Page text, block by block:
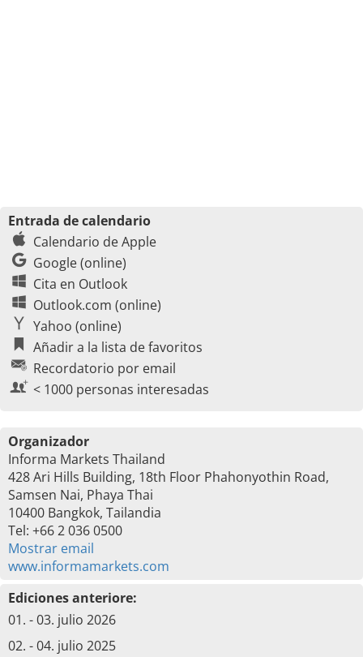
Entrada de calendario
Calendario de Apple
Google (online)
Cita en Outlook
Outlook.com (online)
Yahoo (online)
Añadir a la lista de favoritos
Recordatorio por email
< 1000 personas interesadas
Organizador
Informa Markets Thailand
428 Ari Hills Building, 18th Floor Phahonyothin Road,
Samsen Nai, Phaya Thai
10400 Bangkok, Tailandia
Tel: +66 2 036 0500
Mostrar email
www.informamarkets.com
Ediciones anteriore:
01. - 03. julio 2026
02. - 04. julio 2025